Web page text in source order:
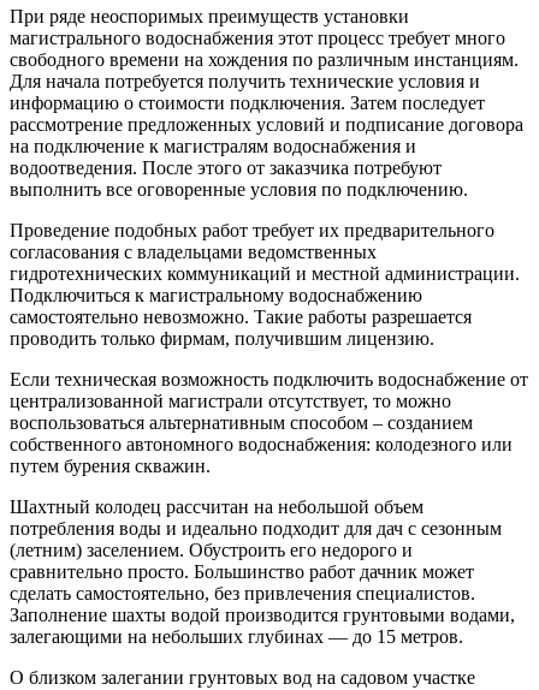
При ряде неоспоримых преимуществ установки
магистрального водоснабжения этот процесс требует много
свободного времени на хождения по различным инстанциям.
Для начала потребуется получить технические условия и
информацию о стоимости подключения. Затем последует
рассмотрение предложенных условий и подписание договора
на подключение к магистралям водоснабжения и
водоотведения. После этого от заказчика потребуют
выполнить все оговоренные условия по подключению.
Проведение подобных работ требует их предварительного
согласования с владельцами ведомственных
гидротехнических коммуникаций и местной администрации.
Подключиться к магистральному водоснабжению
самостоятельно невозможно. Такие работы разрешается
проводить только фирмам, получившим лицензию.
Если техническая возможность подключить водоснабжение от
централизованной магистрали отсутствует, то можно
воспользоваться альтернативным способом – созданием
собственного автономного водоснабжения: колодезного или
путем бурения скважин.
Шахтный колодец рассчитан на небольшой объем
потребления воды и идеально подходит для дач с сезонным
(летним) заселением. Обустроить его недорого и
сравнительно просто. Большинство работ дачник может
сделать самостоятельно, без привлечения специалистов.
Заполнение шахты водой производится грунтовыми водами,
залегающими на небольших глубинах — до 15 метров.
О близком залегании грунтовых вод на садовом участке